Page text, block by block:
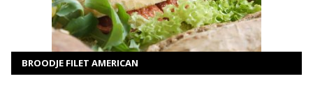
BROODJE FILET AMERICAN